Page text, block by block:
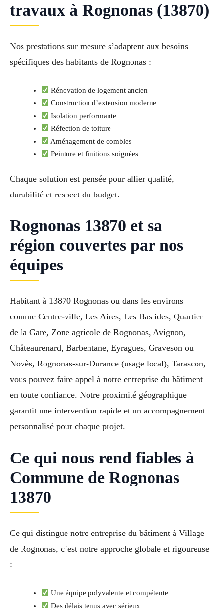
travaux à Rognonas (13870)
Nos prestations sur mesure s’adaptent aux besoins
spécifiques des habitants de Rognonas :
Rénovation de logement ancien
Construction d’extension moderne
Isolation performante
Réfection de toiture
Aménagement de combles
Peinture et finitions soignées
Chaque solution est pensée pour allier qualité,
durabilité et respect du budget.
Rognonas 13870 et sa
région couvertes par nos
équipes
Habitant à 13870 Rognonas ou dans les environs
comme Centre-ville, Les Aires, Les Bastides, Quartier
de la Gare, Zone agricole de Rognonas, Avignon,
Châteaurenard, Barbentane, Eyragues, Graveson ou
Novès, Rognonas-sur-Durance (usage local), Tarascon,
vous pouvez faire appel à notre entreprise du bâtiment
en toute confiance. Notre proximité géographique
garantit une intervention rapide et un accompagnement
personnalisé pour chaque projet.
Ce qui nous rend fiables à
Commune de Rognonas
13870
Ce qui distingue notre entreprise du bâtiment à Village
de Rognonas, c’est notre approche globale et rigoureuse
:
Une équipe polyvalente et compétente
Des délais tenus avec sérieux